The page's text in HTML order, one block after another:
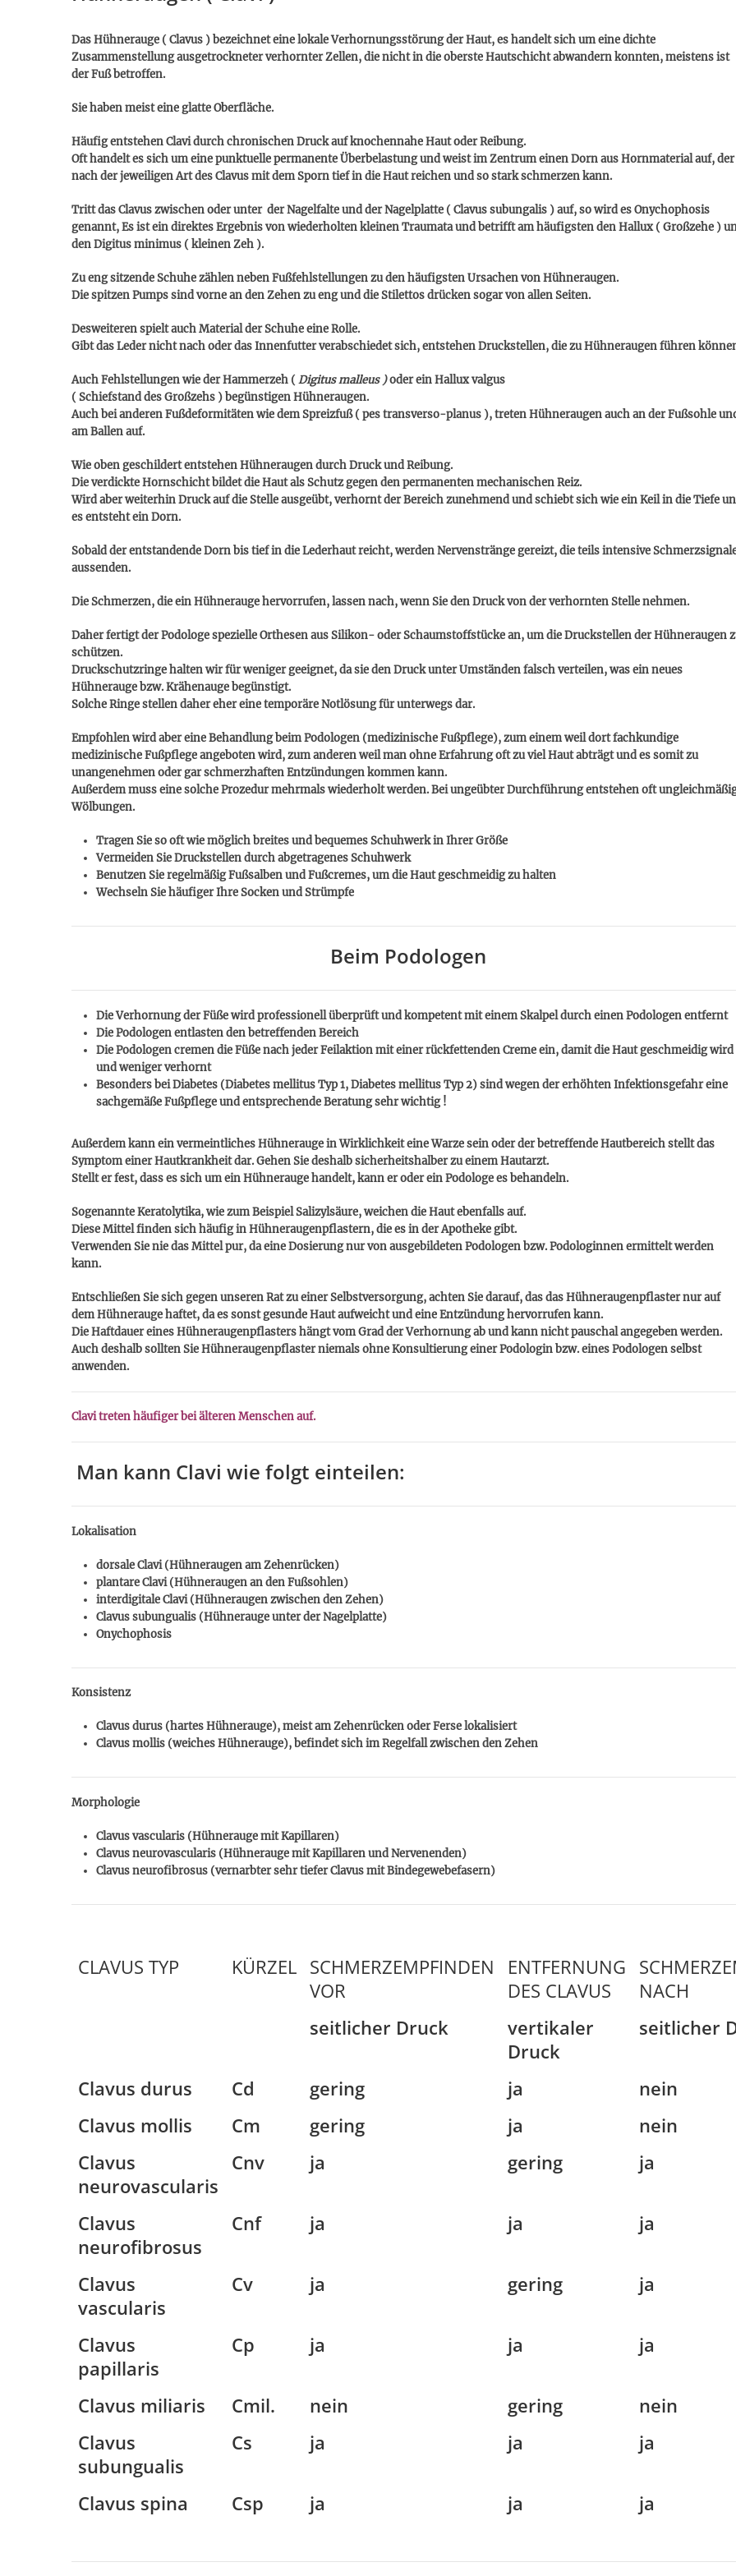
Das Hühnerauge ( Clavus ) bezeichnet eine lokale Verhornungsstörung der Haut, es handelt sich um eine dichte
Zusammenstellung ausgetrockneter verhornter Zellen, die nicht in die oberste Hautschicht abwandern konnten, meistens ist
der Fuß betroffen.
Sie haben meist eine glatte Oberfläche.
Häufig entstehen Clavi durch chronischen Druck auf knochennahe Haut oder Reibung.
Oft handelt es sich um eine punktuelle permanente Überbelastung und weist im Zentrum einen Dorn aus Hornmaterial auf, der
nach der jeweiligen Art des Clavus mit dem Sporn tief in die Haut reichen und so stark schmerzen kann.
Tritt das Clavus zwischen oder unter der Nagelfalte und der Nagelplatte ( Clavus subungalis ) auf, so wird es Onychophosis
genannt, Es ist ein direktes Ergebnis von wiederholten kleinen Traumata und betrifft am häufigsten den Hallux ( Großzehe )
den Digitus minimus ( kleinen Zeh ).
Zu eng sitzende Schuhe zählen neben Fußfehlstellungen zu den häufigsten Ursachen von Hühneraugen.
Die spitzen Pumps sind vorne an den Zehen zu eng und die Stilettos drücken sogar von allen Seiten.
Desweiteren spielt auch Material der Schuhe eine Rolle.
Gibt das Leder nicht nach oder das Innenfutter verabschiedet sich, entstehen Druckstellen, die zu Hühneraugen führen
Auch Fehlstellungen wie der Hammerzeh ( Digitus malleus )oder ein Hallux valgus
( Schiefstand des Großzehs ) begünstigen Hühneraugen.
Auch bei anderen Fußdeformitäten wie dem Spreizfuß ( pes transverso-planus ), treten Hühneraugen auch an der Fußsohle
am Ballen auf.
Wie oben geschildert entstehen Hühneraugen durch Druck und Reibung.
Die verdickte Hornschicht bildet die Haut als Schutz gegen den permanenten mechanischen Reiz.
Wird aber weiterhin Druck auf die Stelle ausgeübt, verhornt der Bereich zunehmend und schiebt sich wie ein Keil in die Tiefe
es entsteht ein Dorn.
Sobald der entstandende Dorn bis tief in die Lederhaut reicht, werden Nervenstränge gereizt, die teils intensive
aussenden.
Die Schmerzen, die ein Hühnerauge hervorrufen, lassen nach, wenn Sie den Druck von der verhornten Stelle nehmen.
Daher fertigt der Podologe spezielle Orthesen aus Silikon- oder Schaumstoffstücke an, um die Druckstellen der Hühneraugen
schützen.
Druckschutzringe halten wir für weniger geeignet, da sie den Druck unter Umständen falsch verteilen, was ein neues
Hühnerauge bzw. Krähenauge begünstigt.
Solche Ringe stellen daher eher eine temporäre Notlösung für unterwegs dar.
Empfohlen wird aber eine Behandlung beim Podologen (medizinische Fußpflege), zum einem weil dort fachkundige
medizinische Fußpflege angeboten wird, zum anderen weil man ohne Erfahrung oft zu viel Haut abträgt und es somit zu
unangenehmen oder gar schmerzhaften Entzündungen kommen kann.
Außerdem muss eine solche Prozedur mehrmals wiederholt werden. Bei ungeübter Durchführung entstehen oft
Wölbungen.
Tragen Sie so oft wie möglich breites und bequemes Schuhwerk in Ihrer Größe
Vermeiden Sie Druckstellen durch abgetragenes Schuhwerk
Benutzen Sie regelmäßig Fußsalben und Fußcremes, um die Haut geschmeidig zu halten
Wechseln Sie häufiger Ihre Socken und Strümpfe
Beim Podologen
Die Verhornung der Füße wird professionell überprüft und kompetent mit einem Skalpel durch einen Podologen entfernt
Die Podologen entlasten den betreffenden Bereich
Die Podologen cremen die Füße nach jeder Feilaktion mit einer rückfettenden Creme ein, damit die Haut geschmeidig wird
und weniger verhornt
Besonders bei Diabetes (Diabetes mellitus Typ 1, Diabetes mellitus Typ 2) sind wegen der erhöhten Infektionsgefahr eine
sachgemäße Fußpflege und entsprechende Beratung sehr wichtig !
Außerdem kann ein vermeintliches Hühnerauge in Wirklichkeit eine Warze sein oder der betreffende Hautbereich stellt das
Symptom einer Hautkrankheit dar. Gehen Sie deshalb sicherheitshalber zu einem Hautarzt.
Stellt er fest, dass es sich um ein Hühnerauge handelt, kann er oder ein Podologe es behandeln.
Sogenannte Keratolytika, wie zum Beispiel Salizylsäure, weichen die Haut ebenfalls auf.
Diese Mittel finden sich häufig in Hühneraugenpflastern, die es in der Apotheke gibt.
Verwenden Sie nie das Mittel pur, da eine Dosierung nur von ausgebildeten Podologen bzw. Podologinnen ermittelt werden
kann.
Entschließen Sie sich gegen unseren Rat zu einer Selbstversorgung, achten Sie darauf, das das Hühneraugenpflaster nur auf
dem Hühnerauge haftet, da es sonst gesunde Haut aufweicht und eine Entzündung hervorrufen kann.
Die Haftdauer eines Hühneraugenpflasters hängt vom Grad der Verhornung ab und kann nicht pauschal angegeben werden.
Auch deshalb sollten Sie Hühneraugenpflaster niemals ohne Konsultierung einer Podologin bzw. eines Podologen selbst
anwenden.
Clavi treten häufiger bei älteren Menschen auf.
Man kann Clavi wie folgt einteilen:
Lokalisation
dorsale Clavi (Hühneraugen am Zehenrücken)
plantare Clavi (Hühneraugen an den Fußsohlen)
interdigitale Clavi (Hühneraugen zwischen den Zehen)
Clavus subungualis (Hühnerauge unter der Nagelplatte)
Onychophosis
Konsistenz
Clavus durus (hartes Hühnerauge), meist am Zehenrücken oder Ferse lokalisiert
Clavus mollis (weiches Hühnerauge), befindet sich im Regelfall zwischen den Zehen
Morphologie
Clavus vascularis (Hühnerauge mit Kapillaren)
Clavus neurovascularis (Hühnerauge mit Kapillaren und Nervenenden)
Clavus neurofibrosus (vernarbter sehr tiefer Clavus mit Bindegewebefasern)
CLAVUS TYP KÜRZEL SCHMERZEMPFINDEN
VOR
ENTFERNUNG
DES CLAVUS
NACH
seitlicher Druck
vertikaler
Druck
seitlicher
Clavus durus Cd gering ja
nein
Clavus mollis
Cm gering ja
nein
Clavus
neurovascularis
Cnv ja gering ja
Clavus
neurofibrosus
Cnf ja ja ja
Clavus
vascularis
Cv ja gering ja
Clavus
papillaris
Cp ja ja ja
Clavus miliaris Cmil. nein gering
nein
Clavus
subungualis
Cs ja ja ja
Clavus spina Csp ja ja ja